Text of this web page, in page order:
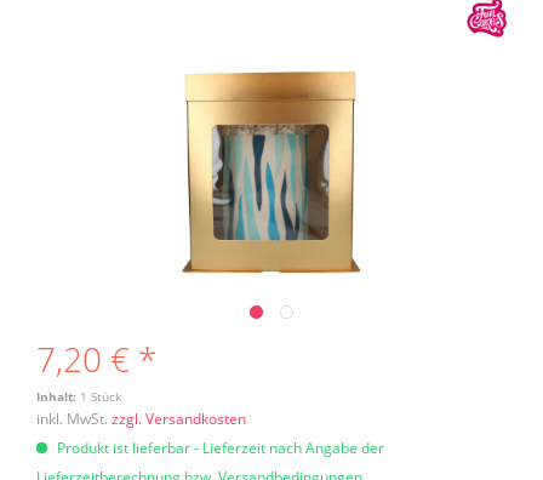
7,20 € *
Inhalt: 1 Stück
inkl. MwSt. zzgl. Versandkosten
Produkt ist lieferbar - Lieferzeit nach Angabe der